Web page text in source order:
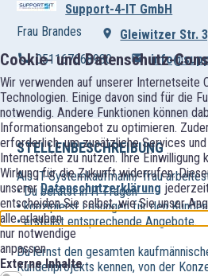
Cookie- und Datenschutz-
Wir verwenden auf unserer Internetseite
Technologien. Einige davon sind für die
notwendig. Andere Funktionen können
Informationsangebot zu optimieren.
erforderlich, um zusätzliche Services
Internetseite zu nutzen. Ihre Einwilligung
Wirkung für die Zukunft widerrufen.
unserer Datenschutzerklärung
entscheiden Sie selbst, wie Sie unser
alle erlauben
nur notwendige
anpassen
Externe Inhalte
Support-4-IT GmbH
Frau Brandes
Gleiwitzer Str.
051167668980
STELLENBESCHREIBUNG
Als IT-Systemkaufmann/-frau
• Du berätst in IT-Fragen
• konzipierst Lösungen für den Kunden
• erstellst entsprechende Angebote.
Du lernst den gesamten
Kundenprojekts kennen, von der